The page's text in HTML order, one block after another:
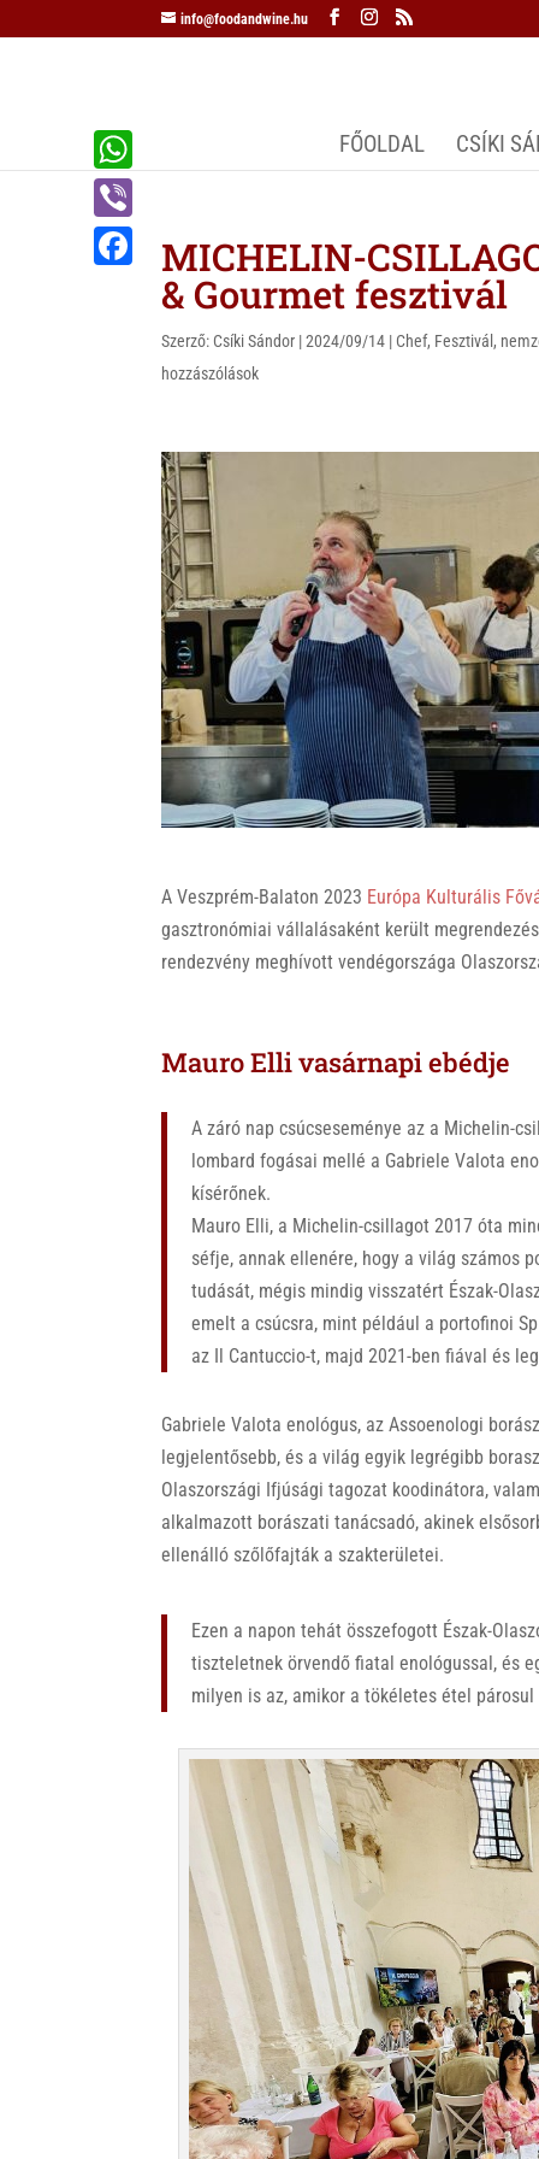
info@foodandwine.hu
FŐOLDAL CSÍKI
MICHELIN-
& Gourmet fesztivál
Szerző: Csíki Sándor |2024/09/14 | Chef, Fesztivál ,
hozzászólások
A Veszprém-Balaton 2023 Európa Kulturális
gasztronómiai vállalásaként került
rendezvény meghívott vendégországa
Mauro Elli vasárnapi ebédje
A záró nap csúcseseménye az a Michelin-
lombard fogásai mellé a Gabriele Valota
kísérőnek.
Mauro Elli, a Michelin-csillagot 2017 óta
séfje, annak ellenére, hogy a világ számos
tudását, mégis mindig visszatért Észak-
emelt a csúcsra, mint például a portofinoi
az Il Cantuccio-t, majd 2021-ben fiával és
Gabriele Valota enológus, az Assoenologi
legjelentősebb, és a világ egyik legrégibb
Olaszországi Ifjúsági tagozat koodinátora,
alkalmazott borászati tanácsadó, akinek
ellenálló szőlőfajták a szakterületei.
Ezen a napon tehát összefogott Észak-
tiszteletnek örvendő fiatal enológussal, és
milyen is az, amikor a tökéletes étel
W
h
a
V